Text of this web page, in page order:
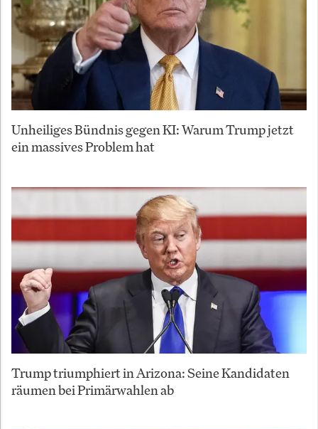
Unheiliges Bündnis gegen KI: Warum Trump jetzt
ein massives Problem hat
Trump triumphiert in Arizona: Seine Kandidaten
räumen bei Primärwahlen ab